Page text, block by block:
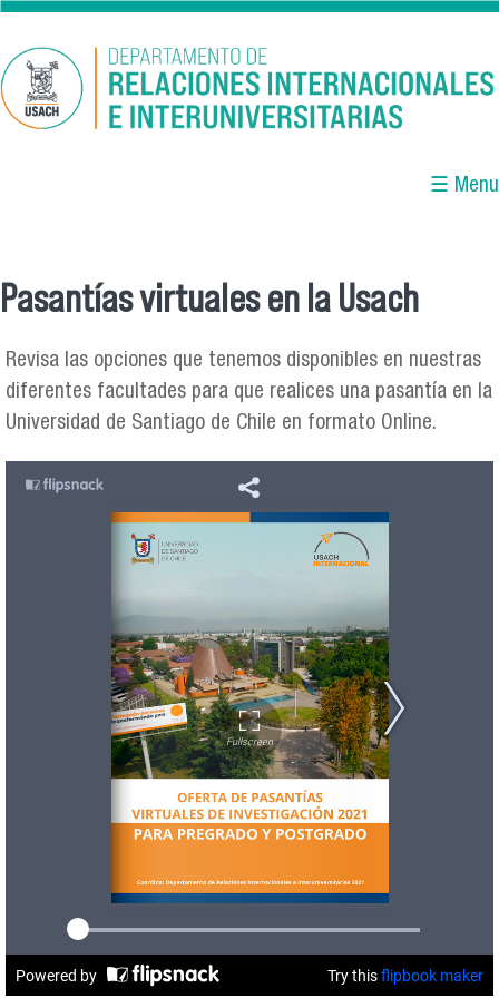
Pasar al contenido principal
☰ Menu
Pasantías virtuales en la Usach
Revisa las opciones que tenemos disponibles en nuestras
diferentes facultades para que realices una pasantía en la
Universidad de Santiago de Chile en formato Online.